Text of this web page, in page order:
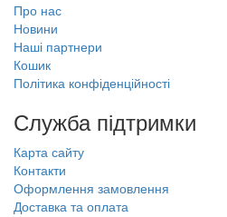
Про нас
Новини
Наші партнери
Кошик
Політика конфіденційності
Служба підтримки
Карта сайту
Контакти
Оформлення замовлення
Доставка та оплата